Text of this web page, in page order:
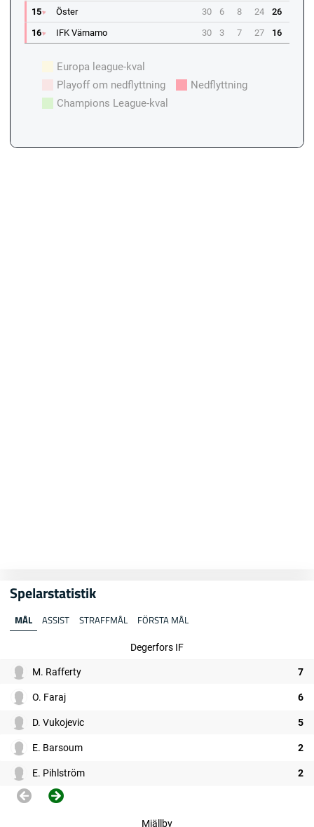
15
Öster 30 6 8 24
26
16
IFK Värnamo 30 3 7 27 16
Europa league-kval
Playoff om nedflyttning
Nedflyttning
Champions League-kval
Spelarstatistik
MÅL ASSIST STRAFFMÅL FÖRSTA MÅL
Degerfors IF
M. Rafferty 7
O. Faraj 6
D. Vukojevic 5
E. Barsoum 2
E. Pihlström 2
Mjällby